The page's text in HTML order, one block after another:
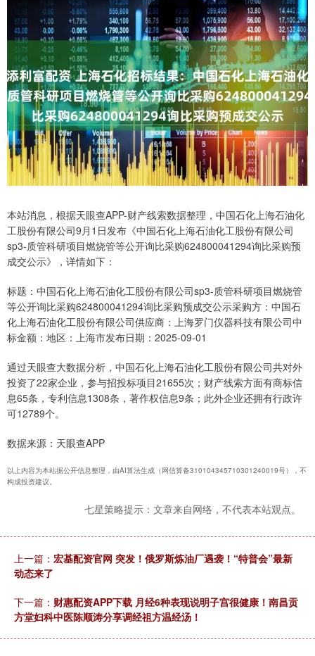
本站消息，根据天眼查APP-财产线索数据整理，中国石化上海石油化
工股份有限公司9月1日发布《中国石化上海石油化工股份有限公司
sp3-质管科研项目燃烧管等公开询比采购624800041294询比采购预
成交公示》，详情如下：
标题：中国石化上海石油化工股份有限公司sp3-质管科研项目燃烧管
等公开询比采购624800041294询比采购预成交公示采购方：中国石
化上海石油化工股份有限公司供应商：上海罗门仪器科技有限公司中
标金额：地区：上海市发布日期：2025-09-01
通过天眼查大数据分析，中国石化上海石油化工股份有限公司共对外
投资了22家企业，参与招投标项目21655次；财产线索方面有商标信
息65条，专利信息1308条，著作权信息9条；此外企业还拥有行政许
可12789个。
数据来源：天眼查APP
以上内容为本站据公开信息整理，由AI算法生成（网信算备310104345710301240019号），不
构成投资建议。
七星策略提示：文章来自网络，不代表本站观点。
上一篇： 宏基配资官网 突发！俄罗斯炼油厂遇袭！“特普会”最新
动态来了
下一篇： 财惠配资APP下载 月经6种表现说明子宫很健康！南昌贡
方堂妇科中医陈顺涛分享调经祖方温经汤！